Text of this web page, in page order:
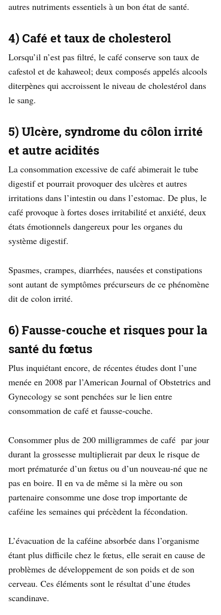
autres nutriments essentiels à un bon état de santé.
4) Café et taux de cholesterol
Lorsqu’il n’est pas filtré, le café conserve son taux de
cafestol et de kahaweol; deux composés appelés alcools
diterpènes qui accroissent le niveau de cholestérol dans
le sang.
5) Ulcère, syndrome du côlon irrité
et autre acidités
La consommation excessive de café abimerait le tube
digestif et pourrait provoquer des ulcères et autres
irritations dans l’intestin ou dans l’estomac. De plus, le
café provoque à fortes doses irritabilité et anxiété, deux
états émotionnels dangereux pour les organes du
système digestif.
Spasmes, crampes, diarrhées, nausées et constipations
sont autant de symptômes précurseurs de ce phénomène
dit de colon irrité.
6) Fausse-couche et risques pour la
santé du fœtus
Plus inquiétant encore, de récentes études dont l’une
menée en 2008 par l’American Journal of Obstetrics and
Gynecology se sont penchées sur le lien entre
consommation de café et fausse-couche.
Consommer plus de 200 milligrammes de café par jour
durant la grossesse multiplierait par deux le risque de
mort prématurée d’un fœtus ou d’un nouveau-né que ne
pas en boire. Il en va de même si la mère ou son
partenaire consomme une dose trop importante de
caféine les semaines qui précèdent la fécondation.
L’évacuation de la caféine absorbée dans l’organisme
étant plus difficile chez le fœtus, elle serait en cause de
problèmes de développement de son poids et de son
cerveau. Ces éléments sont le résultat d’une études
scandinave.